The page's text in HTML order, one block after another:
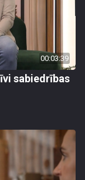
00:03:39
sabiedrības